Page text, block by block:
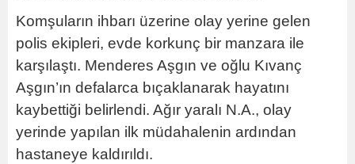
Komşuların ihbarı üzerine olay yerine gelen
polis ekipleri, evde korkunç bir manzara ile
karşılaştı. Menderes Aşgın ve oğlu Kıvanç
Aşgın’ın defalarca bıçaklanarak hayatını
kaybettiği belirlendi. Ağır yaralı N.A., olay
yerinde yapılan ilk müdahalenin ardından
hastaneye kaldırıldı.